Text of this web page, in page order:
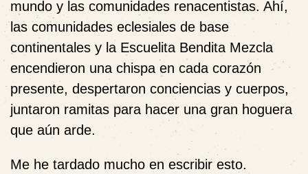
mundo y las comunidades renacentistas. Ahí,
las comunidades eclesiales de base
continentales y la Escuelita Bendita Mezcla
encendieron una chispa en cada corazón
presente, despertaron conciencias y cuerpos,
juntaron ramitas para hacer una gran hoguera
que aún arde.
Me he tardado mucho en escribir esto.